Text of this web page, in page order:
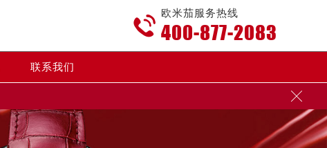

欧米茄服务热线
400-877-2083
联系我们
